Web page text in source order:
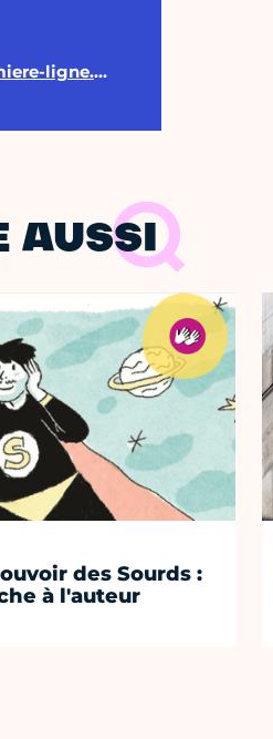
contact@ateliers-premiere-ligne.org
AUSSI
des Sourds :
à l'auteur